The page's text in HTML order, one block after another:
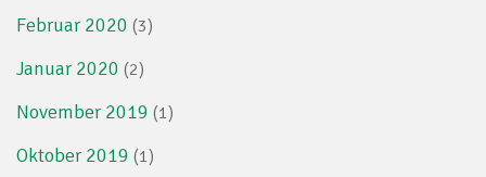
Februar 2020 (3)
Januar 2020 (2)
November 2019 (1)
Oktober 2019 (1)